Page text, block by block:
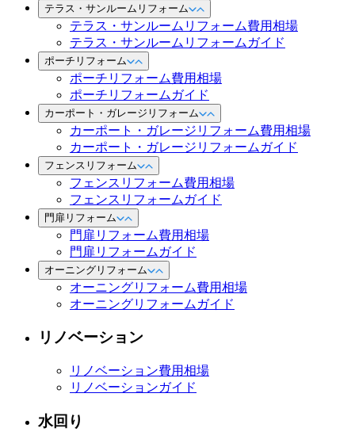
テラス・サンルームリフォーム
テラス・サンルームリフォーム費用相場
テラス・サンルームリフォームガイド
ポーチリフォーム
ポーチリフォーム費用相場
ポーチリフォームガイド
カーポート・ガレージリフォーム
カーポート・ガレージリフォーム費用相場
カーポート・ガレージリフォームガイド
フェンスリフォーム
フェンスリフォーム費用相場
フェンスリフォームガイド
門扉リフォーム
門扉リフォーム費用相場
門扉リフォームガイド
オーニングリフォーム
オーニングリフォーム費用相場
オーニングリフォームガイド
リノベーション
リノベーション費用相場
リノベーションガイド
水回り